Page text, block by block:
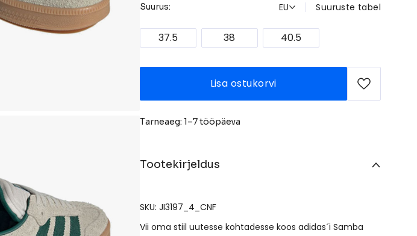
Suurus: EU Suuruste tabel
37.5 38 40.5
Lisa ostukorvi
Tarneaeg: 1–7 tööpäeva
Tootekirjeldus
SKU: JI3197_4_CNF
Vii oma stiil uutesse kohtadesse koos adidas´i Samba